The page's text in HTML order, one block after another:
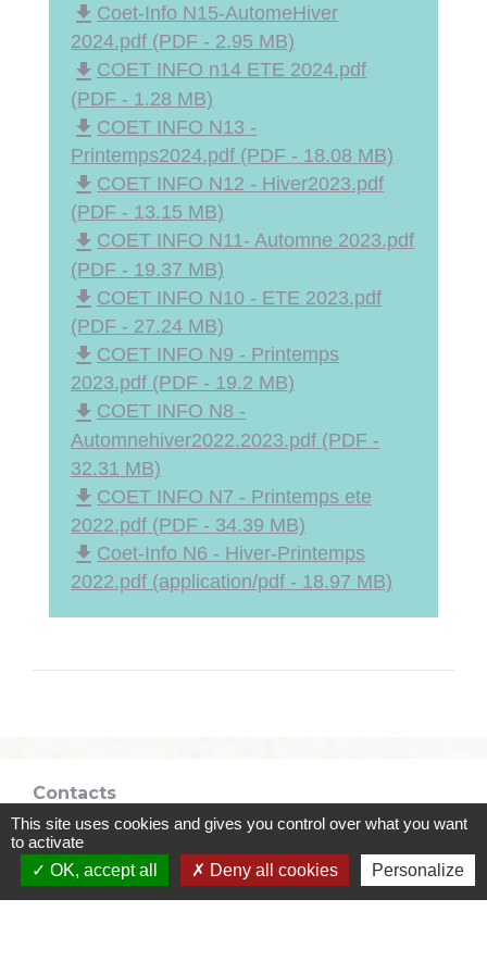
file_download Coet-Info N15-AutomeHiver
2024.pdf (PDF - 2.95 MB)
file_download COET INFO n14 ETE 2024.pdf
(PDF - 1.28 MB)
file_download COET INFO N13 -
Printemps2024.pdf (PDF - 18.08 MB)
file_download COET INFO N12 - Hiver2023.pdf
(PDF - 13.15 MB)
file_download COET INFO N11- Automne 2023.pdf
(PDF - 19.37 MB)
file_download COET INFO N10 - ETE 2023.pdf
(PDF - 27.24 MB)
file_download COET INFO N9 - Printemps
2023.pdf (PDF - 19.2 MB)
file_download COET INFO N8 -
Automnehiver2022.2023.pdf (PDF -
32.31 MB)
file_download COET INFO N7 - Printemps ete
2022.pdf (PDF - 34.39 MB)
file_download Coet-Info N6 - Hiver-Printemps
2022.pdf (application/pdf - 18.97 MB)
Contacts
Commune de Coëtmieux
3, rue de la Mairie
22400 Coëtmieux - FRANCE
This site uses cookies and gives you control over what you want
to activate
OK, accept all
Deny all cookies Personalize